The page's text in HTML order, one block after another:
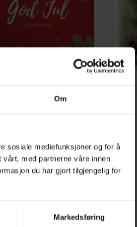
Om
sosiale mediefunksjoner og for å
med partnerne våre innen
du har gjort tilgjengelig for
Markedsføring
Julekort C+ 15,00
total
Pizzaovn antall
LEGG I HANDLEKURV